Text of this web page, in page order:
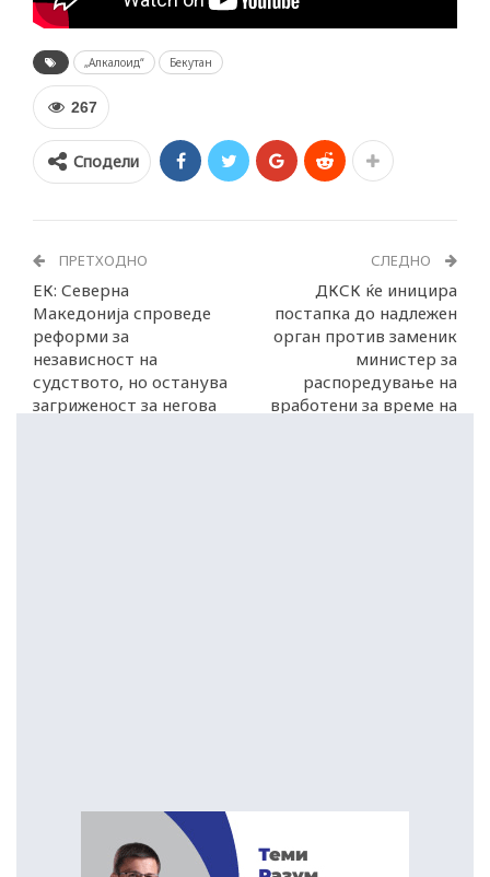
„Алкалоид“ Бекутан
267
Сподели
ПРЕТХОДНО
ЕК: Северна
Македонија спроведе
реформи за
независност на
судството, но останува
загриженост за негова
СЛЕДНО
ДКСК ќе иницира
постапка до надлежен
орган против заменик
министер за
распоредување на
вработени за време на